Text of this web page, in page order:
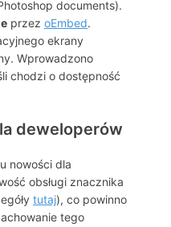
documents).
przez oEmbed.
ekrany
Wprowadzono
chodzi o dostępność
deweloperów
nowości dla
obsługi znacznika
tutaj), co powinno
tego